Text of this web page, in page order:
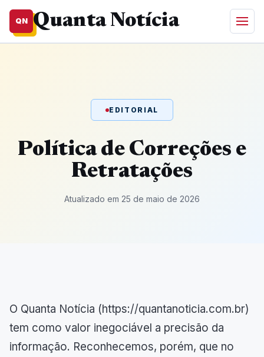
QN Quanta Notícia
EDITORIAL
Política de Correções e
Retratações
Atualizado em 25 de maio de 2026
O Quanta Notícia (https://quantanoticia.com.br)
tem como valor inegociável a precisão da
informação. Reconhecemos, porém, que no